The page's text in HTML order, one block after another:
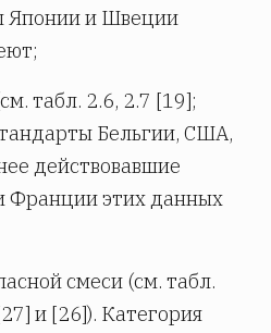
Японии и Швеции
табл. 2.6, 2.7 [19];
Бельгии, США,
действовавшие
Франции этих данных
смеси (см. табл.
и [26]). Категория